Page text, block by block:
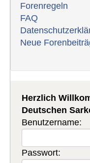
Forenregeln
FAQ
Neue
Herzlich
Deutschen
Benutzername:
Passwort: